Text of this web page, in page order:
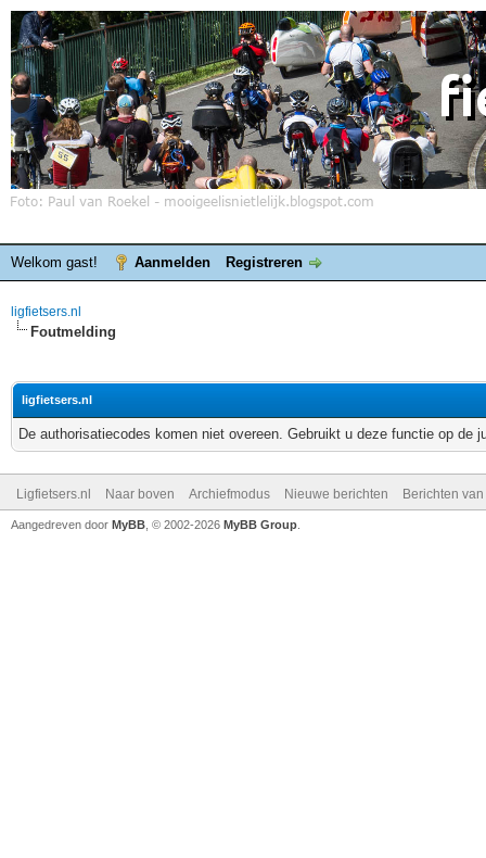
Welkom gast! Aanmelden Registreren
ligfietsers.nl
Foutmelding
ligfietsers.nl
De authorisatiecodes komen niet overeen. Gebruikt u deze functie op de
Ligfietsers.nl Naar boven Archiefmodus Nieuwe berichten Berichten
Aangedreven door MyBB , © 2002-2026 MyBB Group